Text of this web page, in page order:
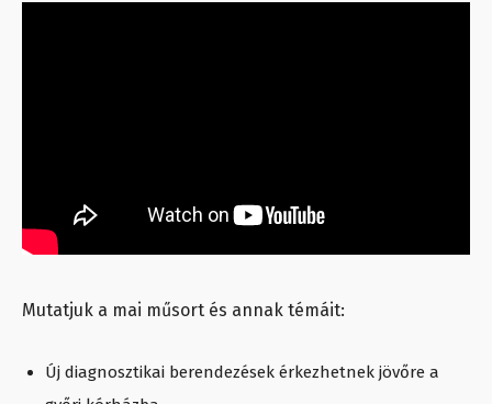
Mutatjuk a mai műsort és annak témáit:
Új diagnosztikai berendezések érkezhetnek jövőre a